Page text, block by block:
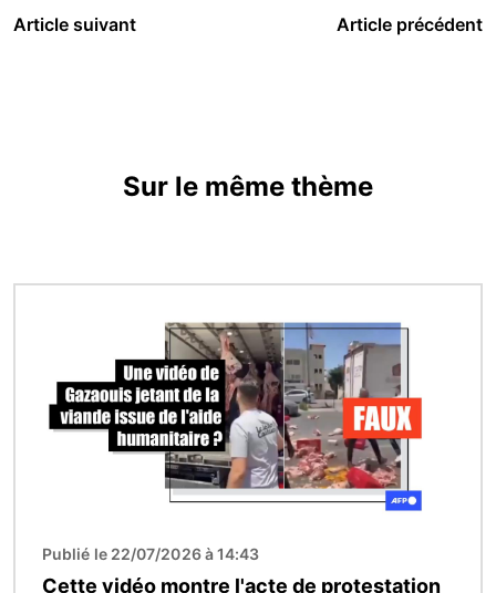
Article suivant Article précédent
Sur le même thème
Publié le 22/07/2026 à 14:43
Cette vidéo montre l'acte de protestation